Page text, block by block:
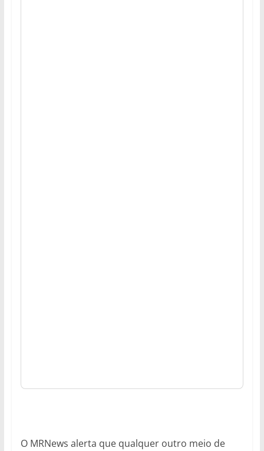
O MRNews alerta que qualquer outro meio de